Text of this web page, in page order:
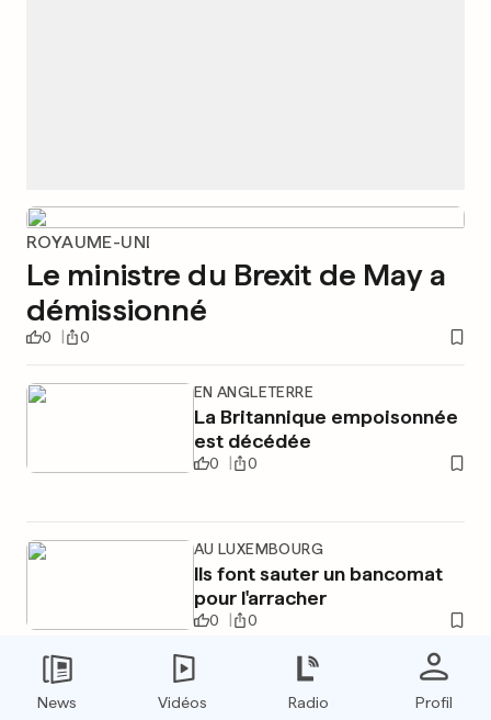
ROYAUME-UNI
Le ministre du Brexit de May a
démissionné
0 0
EN ANGLETERRE
La Britannique empoisonnée
est décédée
0 0
AU LUXEMBOURG
Ils font sauter un bancomat
pour l'arracher
0 0
News Vidéos Radio Profil